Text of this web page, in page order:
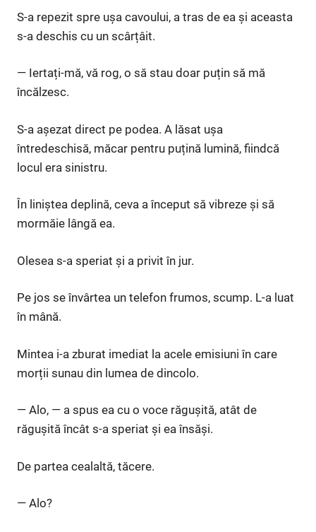
S-a repezit spre ușa cavoului, a tras de ea și aceasta
s-a deschis cu un scârțâit.
— Iertați-mă, vă rog, o să stau doar puțin să mă
încălzesc.
S-a așezat direct pe podea. A lăsat ușa
întredeschisă, măcar pentru puțină lumină, fiindcă
locul era sinistru.
În liniștea deplină, ceva a început să vibreze și să
mormăie lângă ea.
Olesea s-a speriat și a privit în jur.
Pe jos se învârtea un telefon frumos, scump. L-a luat
în mână.
Mintea i-a zburat imediat la acele emisiuni în care
morții sunau din lumea de dincolo.
— Alo, — a spus ea cu o voce răgușită, atât de
răgușită încât s-a speriat și ea însăși.
De partea cealaltă, tăcere.
— Alo?